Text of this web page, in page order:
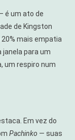
é um ato de
de Kingston
mais empatia
janela para um
um respiro num
Em vez do
Pachinko — suas